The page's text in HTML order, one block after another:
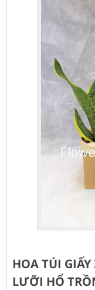
HOA TÚI
LƯỠI HỔ